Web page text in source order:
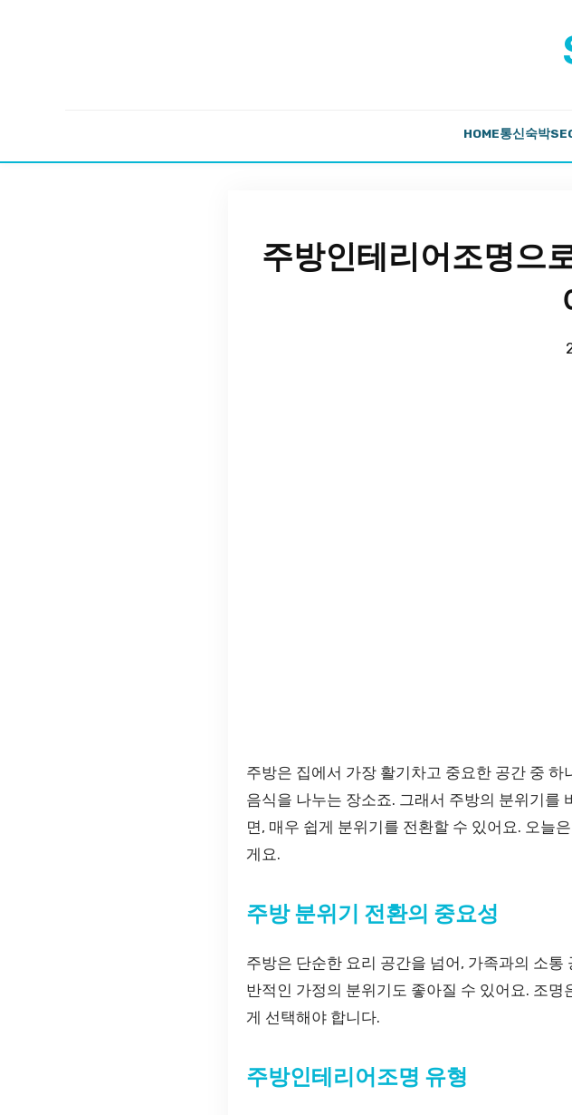
HOME통신 숙박
주방인테리어조명으
주방은 집에서 가장 활기차고 중요한 공간 중
음식을 나누는 장소죠. 그래서 주방의 분위기를
면, 매우 쉽게 분위기를 전환할 수 있어요. 오늘
게요.
주방 분위기 전환의 중요성
주방은 단순한 요리 공간을 넘어, 가족과의 소
반적인 가정의 분위기도 좋아질 수 있어요. 조
게 선택해야 합니다.
주방인테리어조명 유형